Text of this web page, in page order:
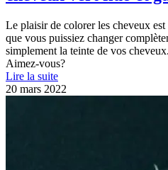
Le plaisir de colorer les cheveux
que vous puissiez changer
simplement la teinte de vos cheveux.
Aimez-vous?
Lire la suite
20 mars 2022